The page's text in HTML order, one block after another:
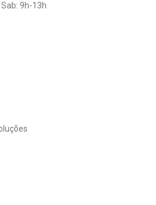
9h-13h